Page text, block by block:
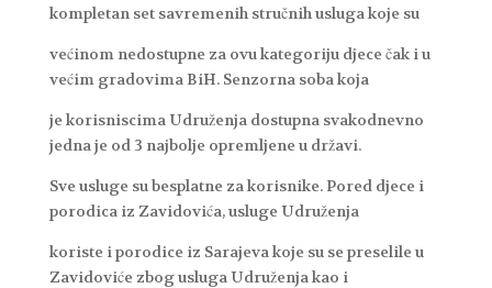
kompletan set savremenih stručnih usluga koje su
većinom nedostupne za ovu kategoriju djece čak i u
većim gradovima BiH. Senzorna soba koja
je korisniscima Udruženja dostupna svakodnevno
jedna je od 3 najbolje opremljene u državi.
Sve usluge su besplatne za korisnike. Pored djece i
porodica iz Zavidovića, usluge Udruženja
koriste i porodice iz Sarajeva koje su se preselile u
Zavidoviće zbog usluga Udruženja kao i